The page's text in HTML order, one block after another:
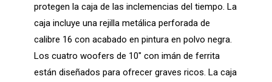
protegen la caja de las inclemencias del tiempo. La
caja incluye una rejilla metálica perforada de
calibre 16 con acabado en pintura en polvo negra.
Los cuatro woofers de 10″ con imán de ferrita
están diseñados para ofrecer graves ricos. La caja